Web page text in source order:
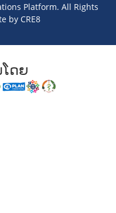
Platform. All Rights
by CRE8
ດຍ